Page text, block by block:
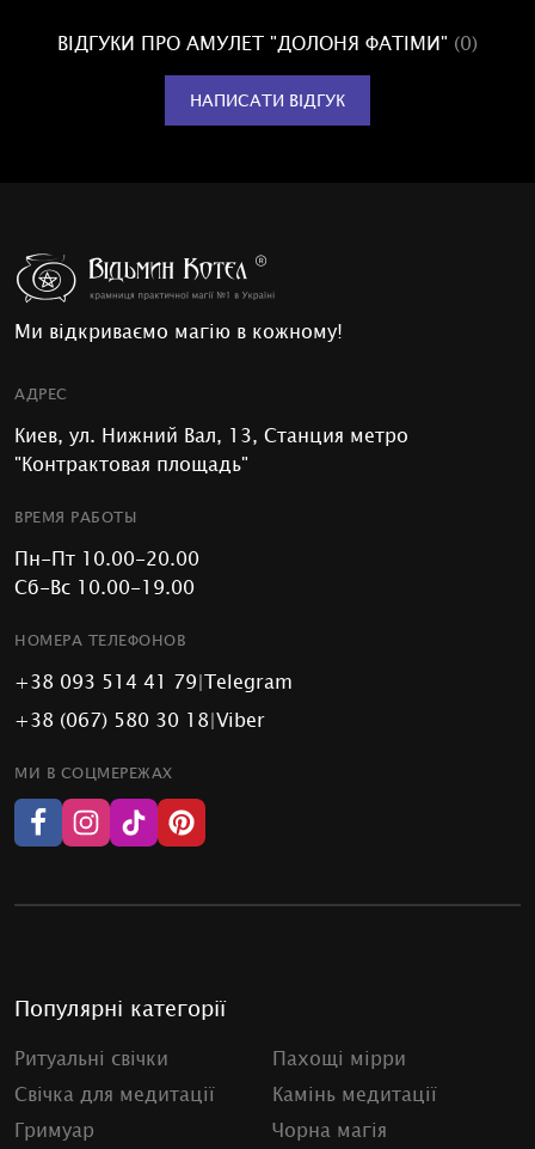
ВІДГУКИ ПРО АМУЛЕТ "ДОЛОНЯ ФАТІМИ" (0)
НАПИСАТИ ВІДГУК
Ми відкриваємо магію в кожному!
АДРЕС
Киев, ул. Нижний Вал, 13, Станция метро
"Контрактовая площадь"
ВРЕМЯ РАБОТЫ
Пн-Пт 10.00-20.00
Сб-Вс 10.00-19.00
НОМЕРА ТЕЛЕФОНОВ
+38 093 514 41 79|Telegram
+38 (067) 580 30 18|Viber
МИ В СОЦМЕРЕЖАХ
Популярні категорії
Ритуальні свічки
Пахощі мірри
Свічка для медитації
Камінь медитації
Гримуар
Чорна магія